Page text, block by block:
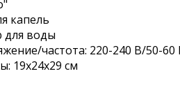
капель
для воды
частота: 220-240 В/50-60
19х24х29 см